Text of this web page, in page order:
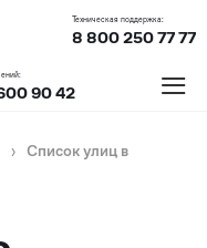
Техническая поддержка:
8 800 250 77 77
90 42 ≡
› Список улиц в